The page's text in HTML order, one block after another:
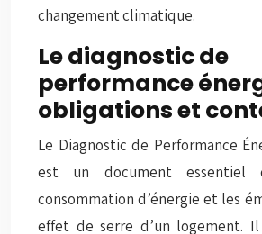
changement climatique.
Le diagnostic de
performance
obligations et
Le Diagnostic de Performance
est un document essentiel
consommation d’énergie et les
effet de serre d’un logement.